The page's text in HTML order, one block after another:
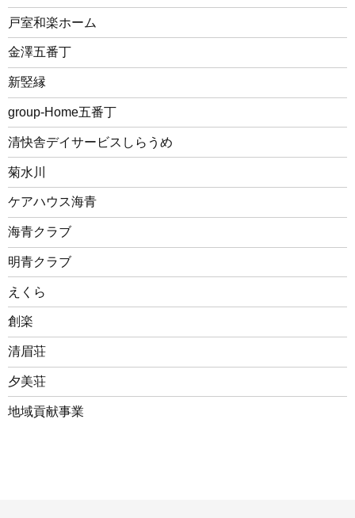
戸室和楽ホーム
金澤五番丁
新竪縁
group-Home五番丁
清快舎デイサービスしらうめ
菊水川
ケアハウス海青
海青クラブ
明青クラブ
えくら
創楽
清眉荘
夕美荘
地域貢献事業